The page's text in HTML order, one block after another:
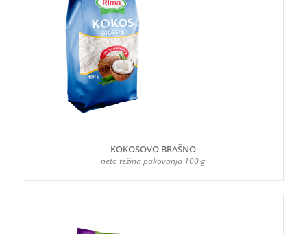
KOKOSOVO BRAŠNO
neto težina pakovanja 100 g